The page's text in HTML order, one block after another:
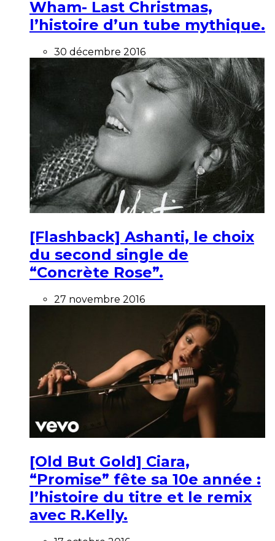
Wham- Last Christmas,
l’histoire d’un tube mythique.
30 décembre 2016
[Flashback] Ashanti, le choix
du second single de
“Concrète Rose”.
27 novembre 2016
[Old But Gold] Ciara,
“Promise” fête sa 10e année :
l’histoire du titre et le remix
avec R.Kelly.